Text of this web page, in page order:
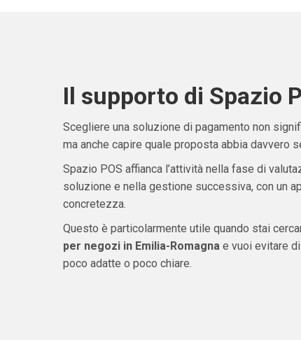
Il supporto di Spazio
Scegliere una soluzione di pagamento non
ma anche capire quale proposta abbia davvero
Spazio POS affianca l’attività nella fase di
soluzione e nella gestione successiva, con un
concretezza.
Questo è particolarmente utile quando stai
per negozi in Emilia-Romagnae vuoi evitare
poco adatte o poco chiare.